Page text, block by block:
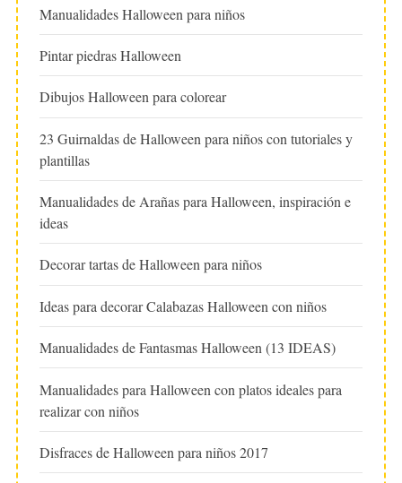
Manualidades Halloween para niños
Pintar piedras Halloween
Dibujos Halloween para colorear
23 Guirnaldas de Halloween para niños con tutoriales y
plantillas
Manualidades de Arañas para Halloween, inspiración e
ideas
Decorar tartas de Halloween para niños
Ideas para decorar Calabazas Halloween con niños
Manualidades de Fantasmas Halloween (13 IDEAS)
Manualidades para Halloween con platos ideales para
realizar con niños
Disfraces de Halloween para niños 2017